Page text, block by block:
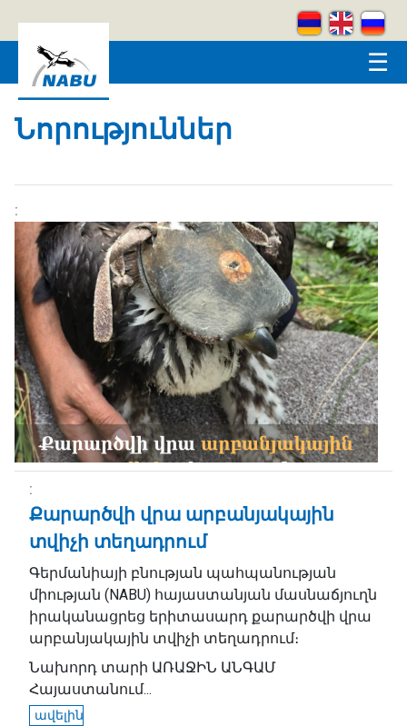
☰
Նորություններ
Քարարծվի վրա արբանյակային
տվիչի տեղադրում
Գերմանիայի բնության պահպանության
միության (NABU) հայաստանյան մասնաճյուղն
իրականացրեց երիտասարդ քարարծվի վրա
արբանյակային տվիչի տեղադրում։
Նախորդ տարի ԱՌԱՋԻՆ ԱՆԳԱՄ
Հայաստանում...
ավելին